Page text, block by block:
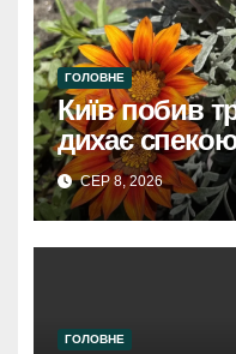
ГОЛОВНЕ
Київ побив
дихає
СЕР 8, 2026
ГОЛОВНЕ